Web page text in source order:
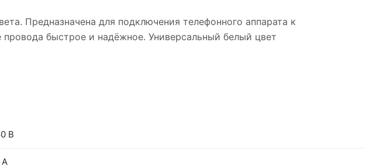
Предназначена для подключения телефонного аппарата к
быстрое и надёжное. Универсальный белый цвет
В
А